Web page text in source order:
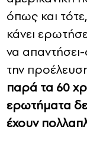
όπως και
κάνει
να
την
παρά τα 60
ερωτήματα
έχουν